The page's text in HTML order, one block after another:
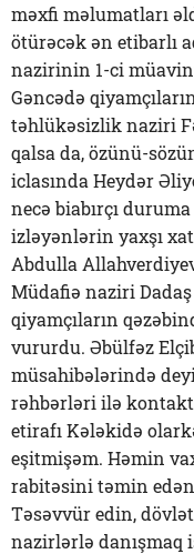
məxfi məlumatları
ötürəcək ən etibarlı
nazirinin 1-ci
Gəncədə
təhlükəsizlik naziri
qalsa da, özünü-
iclasında Heydər
necə biabırçı
izləyənlərin yaxşı
Abdulla
Müdafiə naziri
qiyamçıların
vururdu. Əbülfəz
müsahibələrində
rəhbərləri ilə
etirafı Kələkidə
eşitmişəm. Həmin
rabitəsini təmin edən
Təsəvvür edin,
nazirlərlə danışmaq